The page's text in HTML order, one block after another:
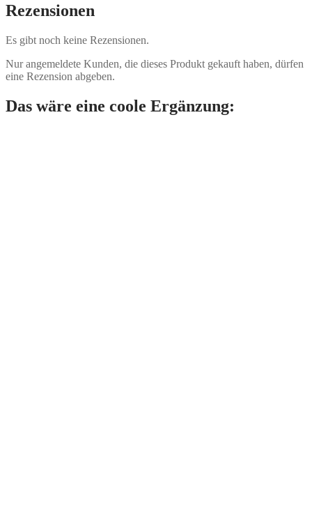
Rezensionen
Es gibt noch keine Rezensionen.
Nur angemeldete Kunden, die dieses Produkt gekauft haben, dürfen
eine Rezension abgeben.
Das wäre eine coole Ergänzung: